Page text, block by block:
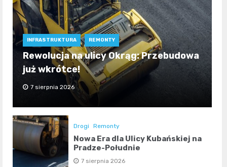
INFRASTRUKTURA REMONTY
Rewolucja na ulicy Okrąg: Przebudowa
już wkrótce!
7 sierpnia 2026
Drogi Remonty
Nowa Era dla Ulicy Kubańskiej na
Pradze-Południe
7 sierpnia 2026